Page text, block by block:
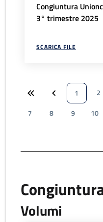
Congiuntura
3° trimestre 2025
SCARICA FILE
1 2
7
8 9 10
Volumi